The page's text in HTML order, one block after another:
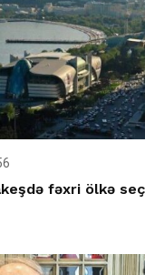
fəxri ölkə